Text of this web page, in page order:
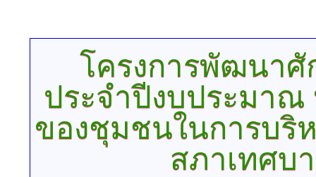
โครงการพัฒนา
ประจำปีงบประมา
ของชุมชนในการบริ
สภาเทศบ